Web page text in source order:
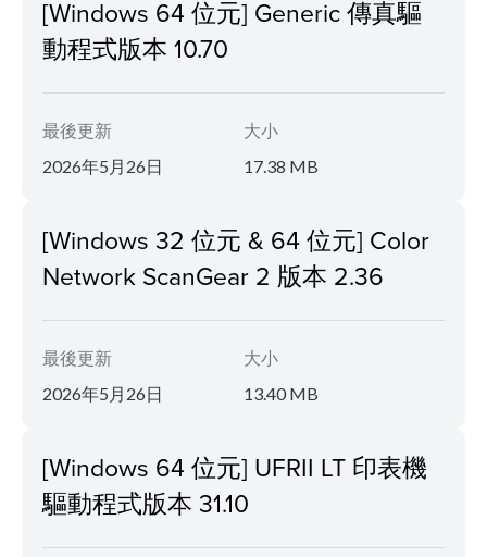
[Windows 64 位元] Generic 傳真驅
動程式版本 10.70
最後更新
2026年5月26日
大小
17.38 MB
[Windows 32 位元 & 64 位元] Color
Network ScanGear 2 版本 2.36
最後更新
2026年5月26日
大小
13.40 MB
[Windows 64 位元] UFRII LT 印表機
驅動程式版本 31.10